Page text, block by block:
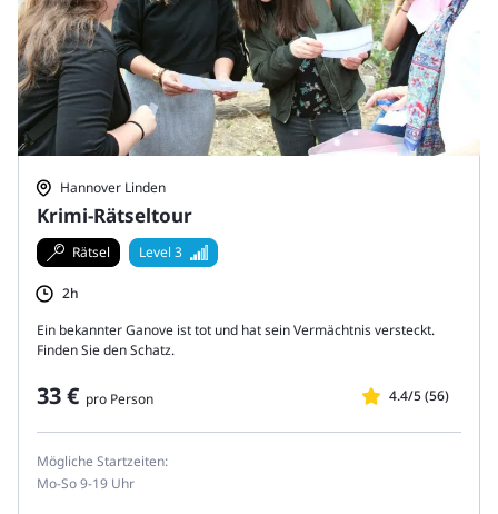
Krimi-Rätseltour
Hannover Linden
Rätsel Level 3
2h
Ein bekannter Ganove ist tot und hat sein Vermächtnis versteckt.
Finden Sie den Schatz.
4.4/5 (56)
33 € pro Person
Mögliche Startzeiten:
Mo-So 9-19 Uhr